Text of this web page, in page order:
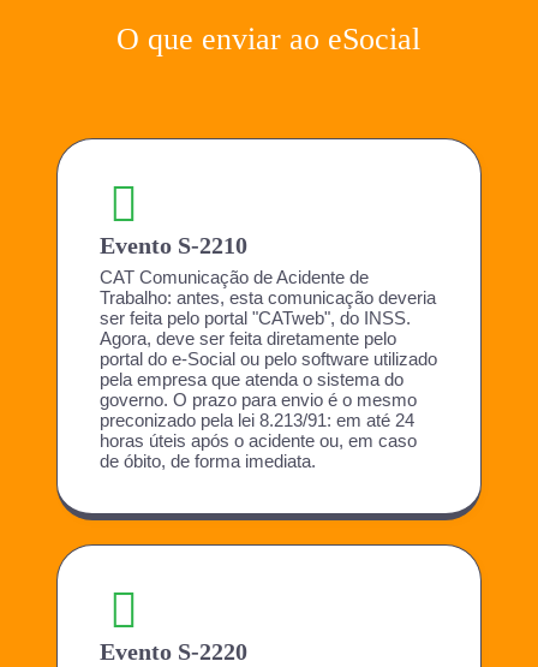
O que enviar ao eSocial
Evento S-2210
CAT Comunicação de Acidente de
Trabalho: antes, esta comunicação deveria
ser feita pelo portal "CATweb", do INSS.
Agora, deve ser feita diretamente pelo
portal do e-Social ou pelo software utilizado
pela empresa que atenda o sistema do
governo. O prazo para envio é o mesmo
preconizado pela lei 8.213/91: em até 24
horas úteis após o acidente ou, em caso
de óbito, de forma imediata.
Evento S-2220